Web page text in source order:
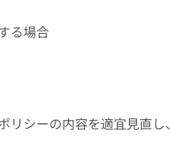
る場合
シーの内容を適宜見直し、